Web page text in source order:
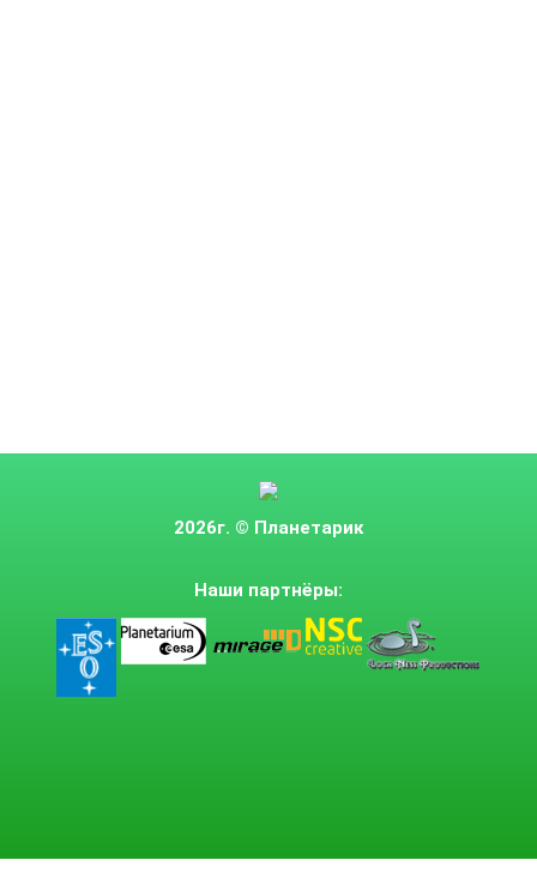
2026г. © Планетарик
Наши партнёры: